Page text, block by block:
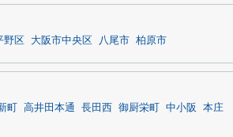
野区 大阪市中央区 八尾市 柏原市
町 高井田本通 長田西 御厨栄町 中小阪
本庄